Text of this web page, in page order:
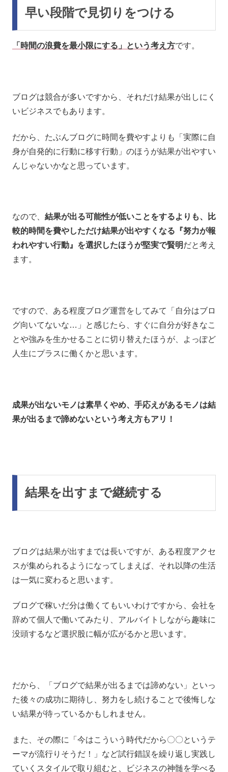
早い段階で見切りをつける
「時間の浪費を最小限にする」という考え方です。
ブログは競合が多いですから、それだけ結果が出しにく
いビジネスでもあります。
だから、たぶんブログに時間を費やすよりも「実際に自
身が自発的に行動に移す行動」のほうが結果が出やすい
んじゃないかなと思っています。
なので、 結果が出る可能性が低いことをするよりも、比
較的時間を費やしただけ結果が出やすくなる『努力が報
われやすい行動』を選択したほうが堅実で賢明だと考え
ます。
ですので、ある程度ブログ運営をしてみて「自分はブロ
グ向いてないな…」と感じたら、すぐに自分が好きなこ
とや強みを生かせることに切り替えたほうが、よっぽど
人生にプラスに働くかと思います。
成果が出ないモノは素早くやめ、手応えがあるモノは結
果が出るまで諦めないという考え方もアリ！
結果を出すまで継続する
ブログは結果が出すまでは長いですが、ある程度アクセ
スが集められるようになってしまえば、それ以降の生活
は一気に変わると思います。
ブログで稼いだ分は働くてもいいわけですから、会社を
辞めて個人で働いてみたり、アルバイトしながら趣味に
没頭するなど選択股に幅が広がるかと思います。
だから、「ブログで結果が出るまでは諦めない」といっ
た後々の成功に期待し、努力をし続けることで後悔しな
い結果が待っているかもしれません。
また、その際に「今はこういう時代だから〇〇というテ
ーマが流行りそうだ！」など試行錯誤を繰り返し実践し
ていくスタイルで取り組むと、ビジネスの神髄を学べる